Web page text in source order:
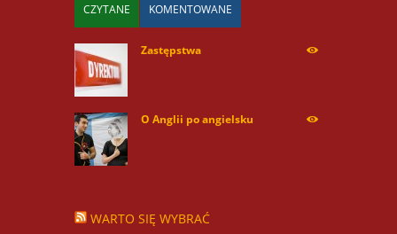
CZYTANE KOMENTOWANE
Zastępstwa
O Anglii po angielsku
WARTO SIĘ WYBRAĆ